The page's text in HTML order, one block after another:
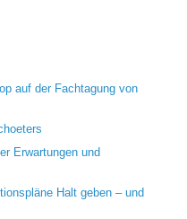
auf der Fachtagung von
Erwartungen und
Halt geben – und